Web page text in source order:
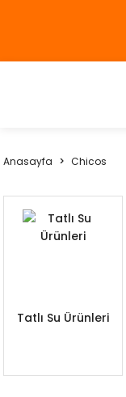
Anasayfa Chicos
Tatlı Su Ürünleri